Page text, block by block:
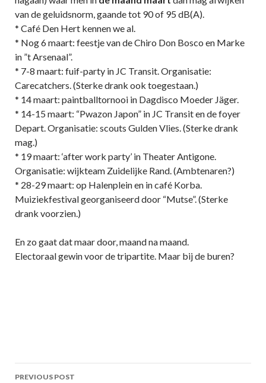
van de geluidsnorm, gaande tot 90 of 95 dB(A).
* Café Den Hert kennen we al.
* Nog 6 maart: feestje van de Chiro Don Bosco en Marke
in ”t Arsenaal”.
* 7-8 maart: fuif-party in JC Transit. Organisatie:
Carecatchers. (Sterke drank ook toegestaan.)
* 14 maart: paintballtornooi in Dagdisco Moeder Jäger.
* 14-15 maart: “Pwazon Japon” in JC Transit en de foyer
Depart. Organisatie: scouts Gulden Vlies. (Sterke drank
mag.)
* 19 maart: ‘after work party’ in Theater Antigone.
Organisatie: wijkteam Zuidelijke Rand. (Ambtenaren?)
* 28-29 maart: op Halenplein en in café Korba.
Muiziekfestival georganiseerd door “Mutse”. (Sterke
drank voorzien.)
En zo gaat dat maar door, maand na maand.
Electoraal gewin voor de tripartite. Maar bij de buren?
Post
PREVIOUS POST